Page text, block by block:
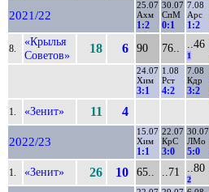
2021/22
25.07
Ахм
1:2
30.07
СпМ
0:1
7.08
Арс
1:2
8.
«Крылья
Советов»
18 6 90 76.. ..46
1
24.07
Хим
3:1
1.08
Рст
4:2
7.08
Кдр
3:2
1. «Зенит» 11 4
2022/23
15.07
Хим
1:1
22.07
КрС
3:0
30.07
ЛМо
5:0
1. «Зенит» 26 10 65.. ..71 ..80
2